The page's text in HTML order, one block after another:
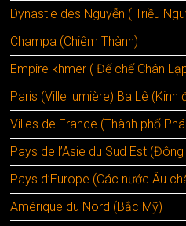
Dynastie des Nguyễn ( Triều
Champa (Chiêm Thành)
Empire khmer ( Đế chế Chân
Paris (Ville lumière) Ba Lê (Kinh
Villes de France (Thành phố
Pays de l’Asie du Sud Est
Pays d’Europe (Các nước Âu
Amérique du Nord (Bắc Mỹ)